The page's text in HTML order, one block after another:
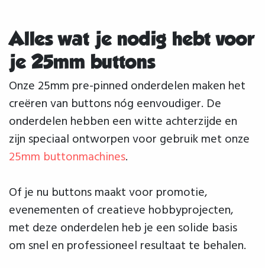
Alles wat je nodig hebt voor
je 25mm buttons
Onze 25mm pre-pinned onderdelen maken het
creëren van buttons nóg eenvoudiger. De
onderdelen hebben een witte achterzijde en
zijn speciaal ontworpen voor gebruik met onze
25mm buttonmachines.
Of je nu buttons maakt voor promotie,
evenementen of creatieve hobbyprojecten,
met deze onderdelen heb je een solide basis
om snel en professioneel resultaat te behalen.